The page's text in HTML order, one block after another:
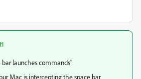
launches commands"
Mac is intercepting the space bar